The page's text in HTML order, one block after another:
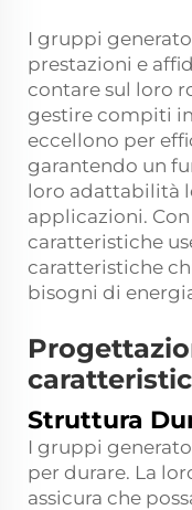
I gruppi
prestazioni e
contare sul loro
gestire compiti
eccellono per
garantendo un
loro adattabilità
applicazioni.
caratteristiche
caratteristiche
bisogni di
Struttura
I gruppi
per durare. La
assicura che